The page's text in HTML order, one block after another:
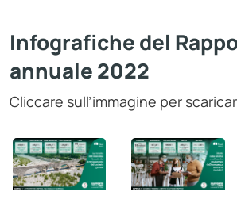
Infografiche del
annuale 2022
Cliccare sull’immagine per